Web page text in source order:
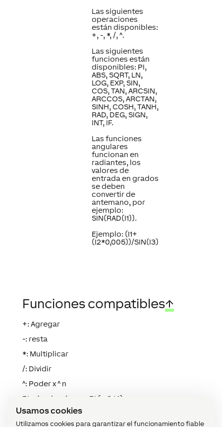
Usamos cookies
Utilizamos cookies para garantizar el funcionamiento fiable
Las siguientes
operaciones
están disponibles:
+, -, *, /, ^.
Las siguientes
funciones están
disponibles: PI,
ABS, SQRT, LN,
LOG, EXP, SIN,
COS, TAN, ARCSIN,
ARCCOS, ARCTAN,
SINH, COSH, TANH,
RAD, DEG, SIGN,
INT, IF.
Las funciones
angulares
funcionan en
radiantes, los
valores de
entrada en grados
se deben
convertir de
antemano, por
ejemplo:
SIN(RAD(I1)).
Ejemplo: (I1+
(I2*0,005))/SIN(I3)
Funciones compatibles↑
+: Agregar
-: resta
*: Multiplicar
/: Dividir
^: Poder x ^ n
PI: círculo número PI (~ 3.14)
ABS : Valor absoluto ABS(I1) => |I1|